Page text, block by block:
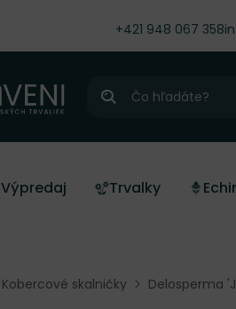
+421 948 067 358
Hľadať
Výpredaj Trvalky
Kobercové skalničky Delosperma